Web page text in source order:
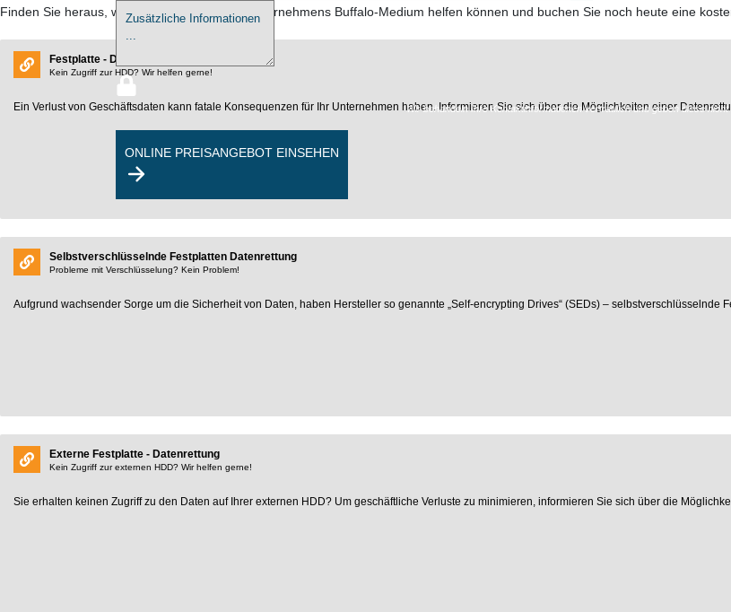
Wir behandeln Ihre Kontaktinformationen vertraulich und geben diese nicht
ONLINE PREISANGEBOT EINSEHEN
Finden Sie heraus, wie wir Ihnen mit Ihrem Unternehmens Buffalo-Medium helfen können und buchen Sie noch heute eine
Festplatte - Datenrettung
Kein Zugriff zur HDD? Wir helfen gerne!
Ein Verlust von Geschäftsdaten kann fatale Konsequenzen für Ihr Unternehmen haben. Informieren Sie sich über die Möglichkeiten einer
Selbstverschlüsselnde Festplatten Datenrettung
Probleme mit Verschlüsselung? Kein Problem!
Aufgrund wachsender Sorge um die Sicherheit von Daten, haben Hersteller so genannte „Self-encrypting Drives“ (SEDs) – selbstverschlüsselnde
Externe Festplatte - Datenrettung
Kein Zugriff zur externen HDD? Wir helfen gerne!
Sie erhalten keinen Zugriff zu den Daten auf Ihrer externen HDD? Um geschäftliche Verluste zu minimieren, informieren Sie sich über die